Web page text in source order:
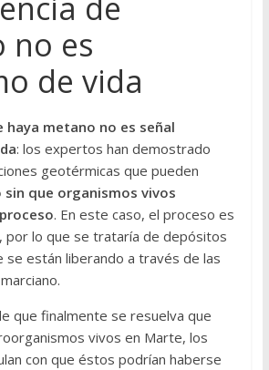
de
no es
de vida
haya metano no es señal
: los expertos han demostrado
geotérmicas que pueden
que organismos vivos
. En este caso, el proceso es
por lo que se trataría de depósitos
se están liberando a través de las
que finalmente se resuelva que
vivos en Marte, los
con que éstos podrían haberse